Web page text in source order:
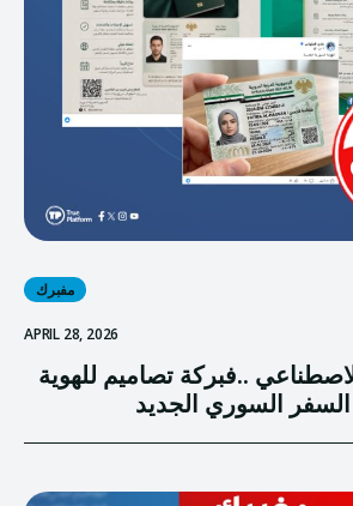
مفبرك
APRIL 28, 2026
..فبركة تصاميم للهوية
السوري الجديد